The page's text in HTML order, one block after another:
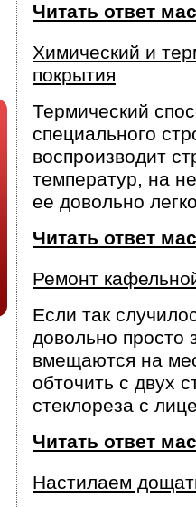
Читать ответ
Химический и
покрытия
Термический
специального
воспроизводит
температур, на
ее довольно
Читать ответ
Ремонт
Если так
довольно просто
вмещаются на
обточить с двух
стеклореза с
Читать ответ
Настилаем